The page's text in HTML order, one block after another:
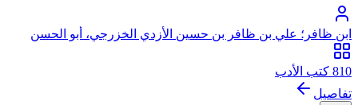
ابن ظافر؛ علي بن ظافر بن حسين الأزدي الخزرجي، أبو الحسن
جمال الدين
810 كتب الأدب
تفاصيل